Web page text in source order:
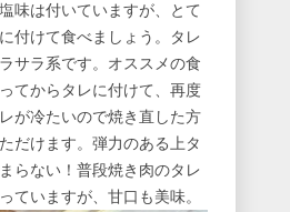
味は付いていますが、とて
付けて食べましょう。タレ
サラ系です。オススメの食
てからタレに付けて、再度
が冷たいので焼き直した方
だけます。弾力のある上タ
らない！普段焼き肉のタレ
ていますが、甘口も美味。